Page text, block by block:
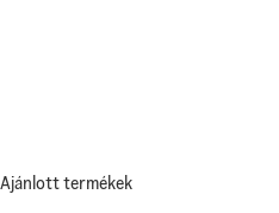
Ajánlott termékek